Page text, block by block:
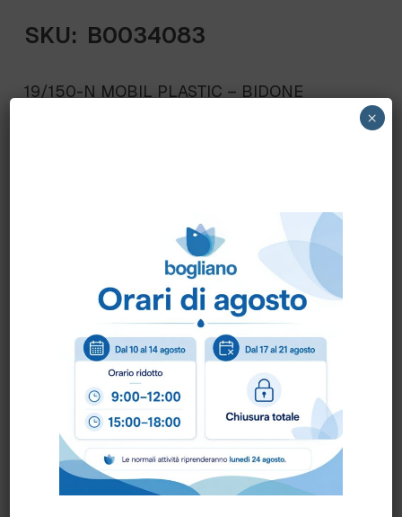
SKU: B0034083
19/150-N MOBIL PLASTIC – BIDONE
Come ordinare?
Puoi ordinare chiamando al0172 478161oppure
scrivendo una mail ainfo@bogliano.it.
Per ogni informazione siamo a disposizione.
×